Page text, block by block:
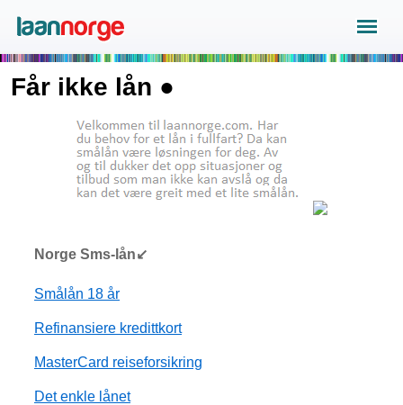
Får ikke lån ●
Norge Sms-lån↙
Smålån 18 år
Refinansiere kredittkort
MasterCard reiseforsikring
Det enkle lånet